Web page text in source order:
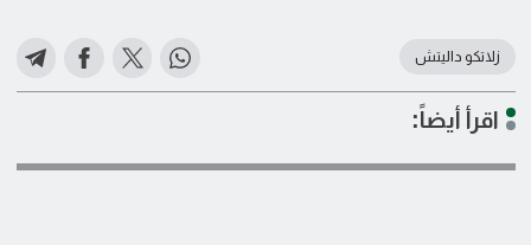
زلاتكو داليتش
اقرأ أيضاً: